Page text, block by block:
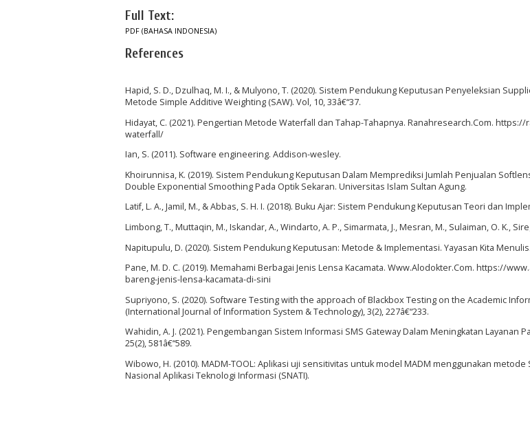
Full Text:
PDF (BAHASA INDONESIA)
References
Hapid, S. D., Dzulhaq, M. I., & Mulyono, T. (2020). Sistem Pendukung Keputusan Penyeleksian
Metode Simple Additive Weighting (SAW). Vol, 10, 33â€“37.
Hidayat, C. (2021). Pengertian Metode Waterfall dan Tahap-Tahapnya. Ranahresearch.Com.
waterfall/
Ian, S. (2011). Software engineering. Addison-wesley.
Khoirunnisa, K. (2019). Sistem Pendukung Keputusan Dalam Memprediksi Jumlah Penjualan
Double Exponential Smoothing Pada Optik Sekaran. Universitas Islam Sultan Agung.
Latif, L. A., Jamil, M., & Abbas, S. H. I. (2018). Buku Ajar: Sistem Pendukung Keputusan Teori dan
Limbong, T., Muttaqin, M., Iskandar, A., Windarto, A. P., Simarmata, J., Mesran, M., Sulaiman, O. K.,
Napitupulu, D. (2020). Sistem Pendukung Keputusan: Metode & Implementasi. Yayasan Kita Menulis.
Pane, M. D. C. (2019). Memahami Berbagai Jenis Lensa Kacamata. Www.Alodokter.Com. https://
bareng-jenis-lensa-kacamata-di-sini
Supriyono, S. (2020). Software Testing with the approach of Blackbox Testing on the Academic
(International Journal of Information System & Technology), 3(2), 227â€“233.
Wahidin, A. J. (2021). Pengembangan Sistem Informasi SMS Gateway Dalam Meningkatan Layanan
25(2), 581â€“589.
Wibowo, H. (2010). MADM-TOOL: Aplikasi uji sensitivitas untuk model MADM menggunakan metode
Nasional Aplikasi Teknologi Informasi (SNATI).